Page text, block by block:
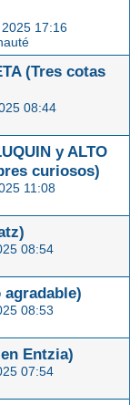
17:16
(Tres cotas
08:44
y ALTO
curiosos)
11:08
08:54
agradable)
08:53
Entzia)
07:54